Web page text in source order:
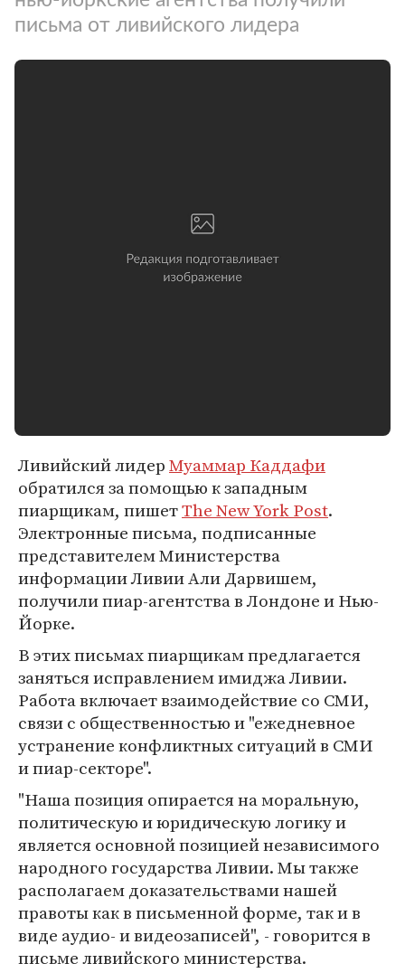
письма от ливийского лидера
Ливийский лидерМуаммар Каддафи
обратился за помощью к западным
пиарщикам, пишетThe New York Post.
Электронные письма, подписанные
представителем Министерства
информации Ливии Али Дарвишем,
получили пиар-агентства в Лондоне и Нью-
Йорке.
В этих письмах пиарщикам предлагается
заняться исправлением имиджа Ливии.
Работа включает взаимодействие со СМИ,
связи с общественностью и "ежедневное
устранение конфликтных ситуаций в СМИ
и пиар-секторе".
"Наша позиция опирается на моральную,
политическую и юридическую логику и
является основной позицией независимого
народного государства Ливии. Мы также
располагаем доказательствами нашей
правоты как в письменной форме, так и в
виде аудио- и видеозаписей", - говорится в
письме ливийского министерства.